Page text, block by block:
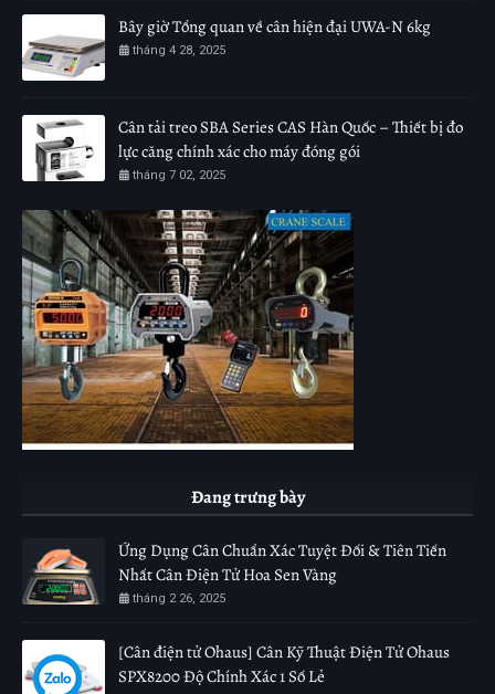
Bây giờ Tổng quan về cân hiện đại UWA-N 6kg
tháng 4 28, 2025
Cân tải treo SBA Series CAS Hàn Quốc – Thiết bị đo
lực căng chính xác cho máy đóng gói
tháng 7 02, 2025
Đang trưng bày
Ứng Dụng Cân Chuẩn Xác Tuyệt Đối & Tiên Tiến
Nhất Cân Điện Tử Hoa Sen Vàng
tháng 2 26, 2025
[Cân điện tử Ohaus] Cân Kỹ Thuật Điện Tử Ohaus
SPX8200 Độ Chính Xác 1 Số Lẻ